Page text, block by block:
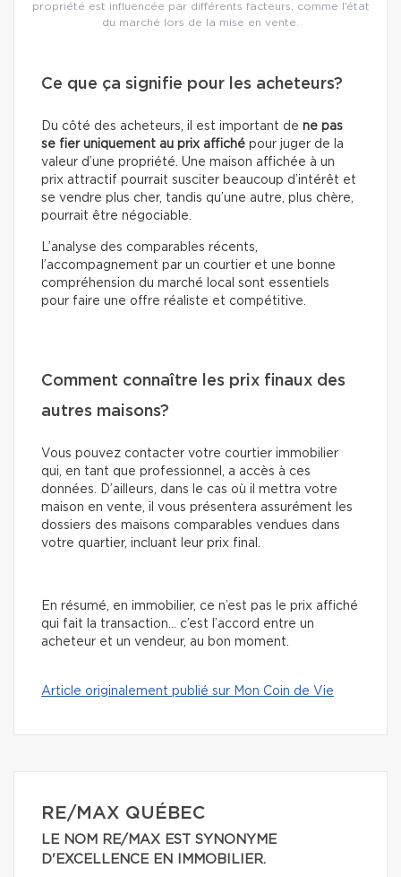
propriété est influencée par différents facteurs, comme l’état
du marché lors de la mise en vente.
Ce que ça signifie pour les acheteurs?
Du côté des acheteurs, il est important de ne pas
se fier uniquement au prix affiché pour juger de la
valeur d’une propriété. Une maison affichée à un
prix attractif pourrait susciter beaucoup d’intérêt et
se vendre plus cher, tandis qu’une autre, plus chère,
pourrait être négociable.
L’analyse des comparables récents,
l’accompagnement par un courtier et une bonne
compréhension du marché local sont essentiels
pour faire une offre réaliste et compétitive.
Comment connaître les prix finaux des
autres maisons?
Vous pouvez contacter votre courtier immobilier
qui, en tant que professionnel, a accès à ces
données. D’ailleurs, dans le cas où il mettra votre
maison en vente, il vous présentera assurément les
dossiers des maisons comparables vendues dans
votre quartier, incluant leur prix final.
En résumé, en immobilier, ce n’est pas le prix affiché
qui fait la transaction… c’est l’accord entre un
acheteur et un vendeur, au bon moment.
Article originalement publié sur Mon Coin de Vie
RE/MAX QUÉBEC
LE NOM RE/MAX EST SYNONYME
D'EXCELLENCE EN IMMOBILIER.